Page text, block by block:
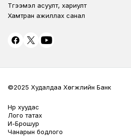
Түгээмэл асуулт, хариулт
Хамтран ажиллах санал
©2025 Худалдаа Хөгжлийн Банк
Terms Privacy
Нүүр хуудас
Лого татах
И-Брошур
Чанарын бодлого